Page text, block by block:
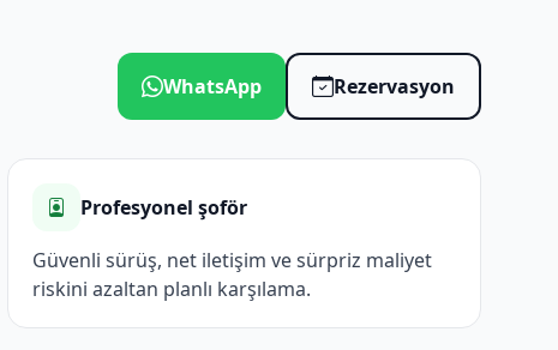
WhatsApp Rezervasyon
Profesyonel şoför
Güvenli sürüş, net iletişim ve sürpriz maliyet
riskini azaltan planlı karşılama.